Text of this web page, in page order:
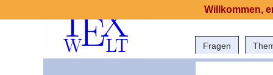
Fragen
Willkommen,